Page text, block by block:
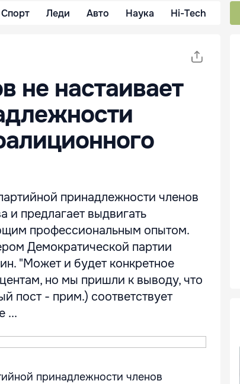
Спорт Леди Авто Наука Hi-Tech
не настаивает
принадлежности членов
и предлагает выдвигать
профессиональным опытом.
Демократической партии
"Может и будет конкретное
но мы пришли к выводу, что
пост - прим.) соответствует
...
принадлежности членов